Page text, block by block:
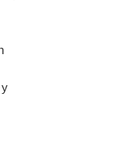
y